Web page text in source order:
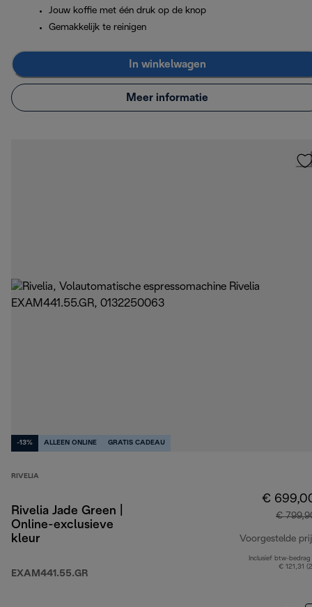
Jouw koffie met één druk op de knop
Gemakkelijk te reinigen
In winkelwagen
Meer informatie
-13% ALLEEN ONLINE GRATIS CADEAU
RIVELIA
Rivelia Jade Green |
Online-exclusieve
kleur
EXAM441.55.GR
€
€
Voorgestelde
Inclusief btw-bedrag
€ 121,31